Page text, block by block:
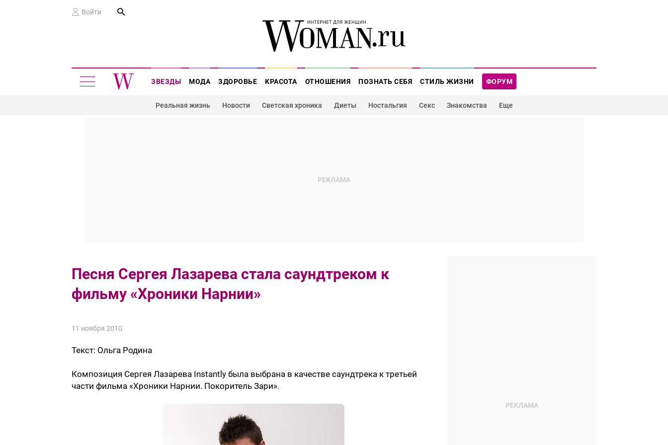
Войти
ФОРУМ
ЗВЕЗДЫ МОДА ЗДОРОВЬЕ КРАСОТА ОТНОШЕНИЯ ПОЗНАТЬ СЕБЯ СТИЛЬ ЖИЗНИ
Реальная жизнь Новости Светская хроника Диеты Ностальгия Секс Знакомства Еще
Песня Сергея Лазарева стала саундтреком к
фильму «Хроники Нарнии»
11 ноября 2010
Текст: Ольга Родина
Композиция Сергея Лазарева Instantly была выбрана в качестве саундтрека к третьей
части фильма «Хроники Нарнии. Покоритель Зари».